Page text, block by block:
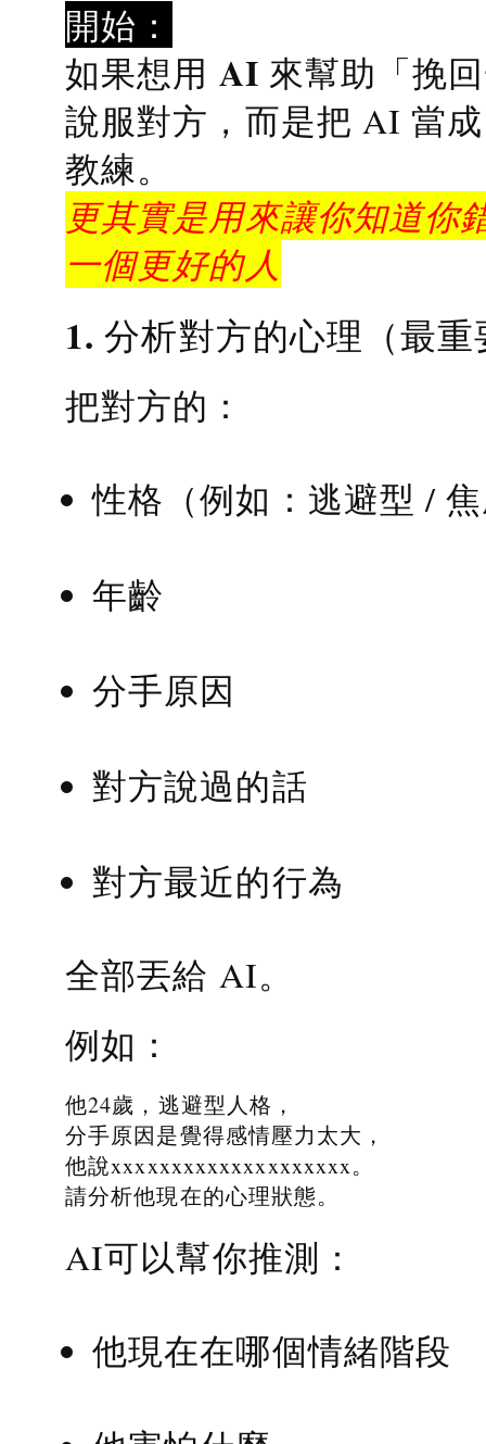
開始：
如果想用 AI 來幫助「挽
說服對方，而是把 AI 當
教練。
更其實是用來讓你知道你
一個更好的人
1. 分析對方的心理（最
把對方的：
性格（例如：逃避型 /
年齡
分手原因
對方說過的話
對方最近的行為
全部丟給 AI。
例如：
他24歲，逃避型人格，
分手原因是覺得感情壓力太大，
他說xxxxxxxxxxxxxxxxxxxx。
請分析他現在的心理狀態。
AI可以幫你推測：
他現在在哪個情緒階段